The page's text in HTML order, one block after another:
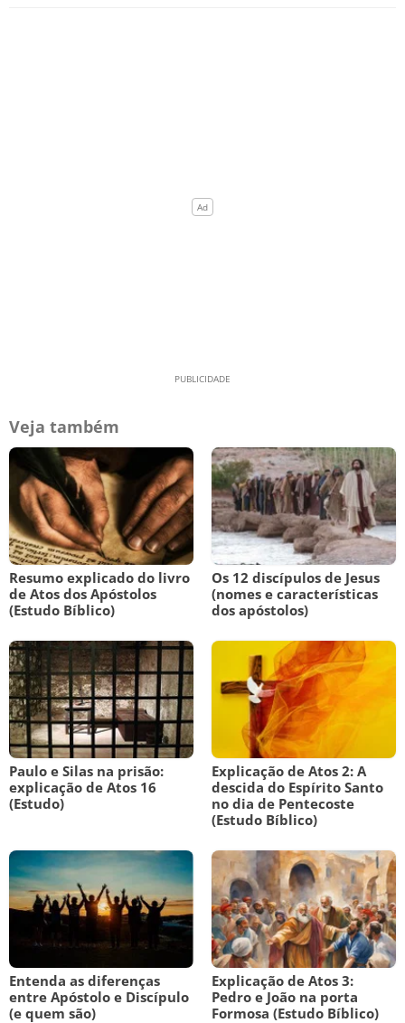
Veja também
Resumo explicado do livro
de Atos dos Apóstolos
(Estudo Bíblico)
Os 12 discípulos de Jesus
(nomes e características
dos apóstolos)
Paulo e Silas na prisão:
explicação de Atos 16
(Estudo)
Explicação de Atos 2: A
descida do Espírito Santo
no dia de Pentecoste
(Estudo Bíblico)
Entenda as diferenças
entre Apóstolo e Discípulo
(e quem são)
Explicação de Atos 3:
Pedro e João na porta
Formosa (Estudo Bíblico)